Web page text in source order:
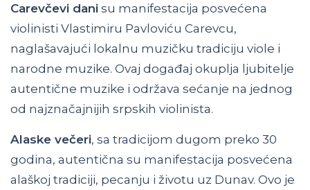
Carevčevi dani su manifestacija posvećena
violinisti Vlastimiru Pavloviću Carevcu,
naglašavajući lokalnu muzičku tradiciju viole i
narodne muzike. Ovaj događaj okuplja ljubitelje
autentične muzike i održava sećanje na jednog
od najznačajnijih srpskih violinista.
Alaske večeri, sa tradicijom dugom preko 30
godina, autentična su manifestacija posvećena
alaškoj tradiciji, pecanju i životu uz Dunav. Ovo je